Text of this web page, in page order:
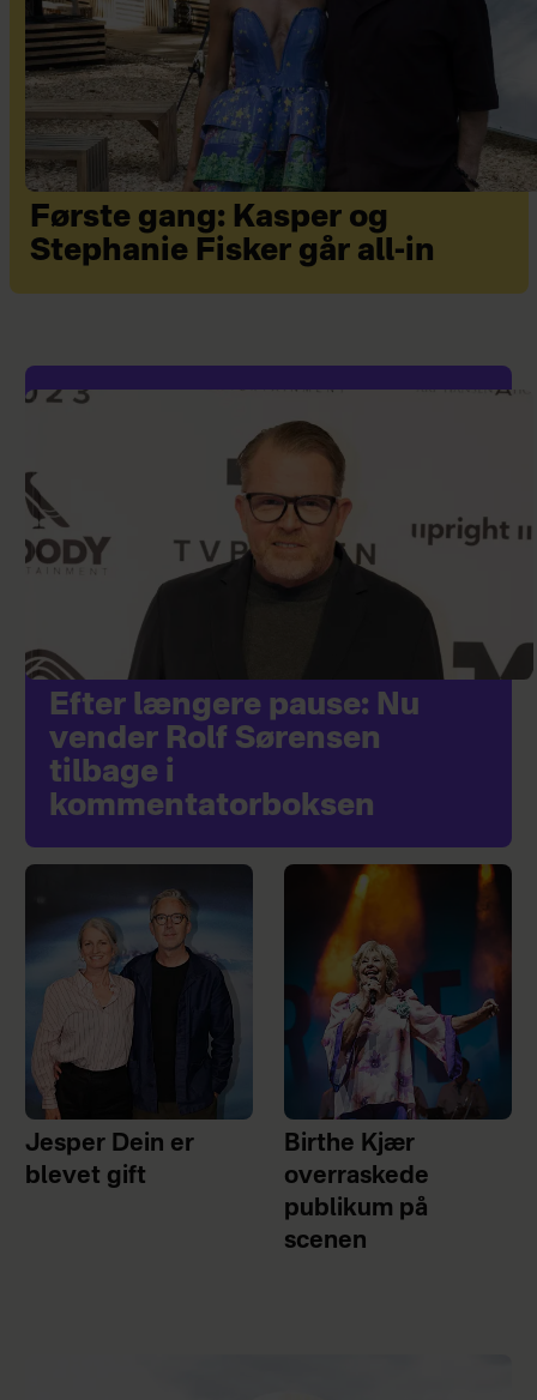
Første gang: Kasper og
Stephanie Fisker går all-in
Efter længere pause: Nu
vender Rolf Sørensen
tilbage i
kommentatorboksen
Jesper Dein er
blevet gift
Birthe Kjær
overraskede
publikum på
scenen